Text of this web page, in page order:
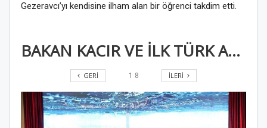
Gezeravcı’yı kendisine ilham alan bir öğrenci takdim etti.
BAKAN KACIR VE İLK TÜRK ASTRONOT GEZERAVCI DEÜ’LÜ GENÇLERLE BİR ARAYA GELDİ
GERI 1 8 İLERI